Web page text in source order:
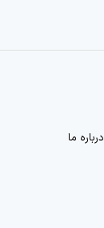
درباره ما